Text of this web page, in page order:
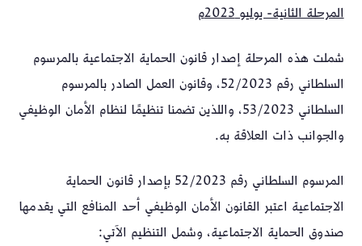
المرحلة الثانية- يوليو 2023م
شملت هذه المرحلة إصدار قانون الحماية الاجتماعية بالمرسوم
السلطاني رقم 52/2023، وقانون العمل الصادر بالمرسوم
السلطاني 53/2023، واللذين تضمنا تنظيمًا لنظام الأمان الوظيفي
والجوانب ذات العلاقة به.
المرسوم السلطاني رقم 52/2023 بإصدار قانون الحماية
الاجتماعية اعتبر القانون الأمان الوظيفي أحد المنافع التي يقدمها
صندوق الحماية الاجتماعية، وشمل التنظيم الآتي: